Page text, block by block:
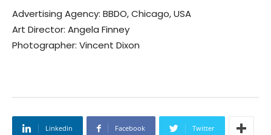
Advertising Agency: BBDO, Chicago, USA
Art Director: Angela Finney
Photographer: Vincent Dixon
Linkedin Facebook Twitter